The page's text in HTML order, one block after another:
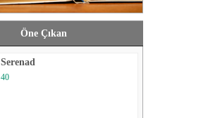
Öne Çıkan
Serenad
40